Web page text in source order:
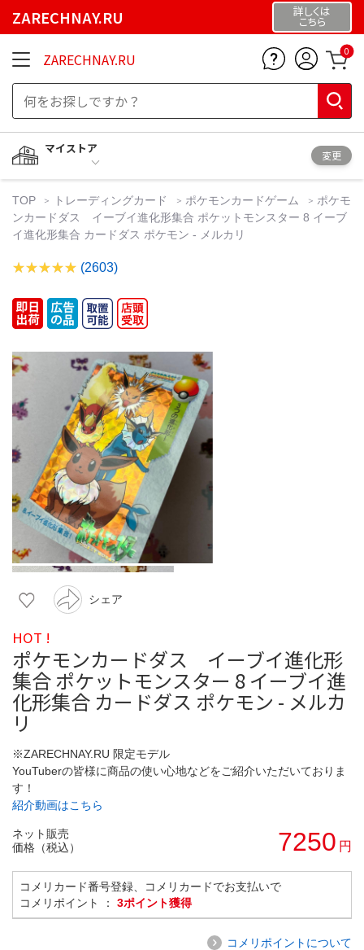
ZARECHNAY.RU 詳しくは
こちら
ZARECHNAY.RU 0
マイストア
変更
TOP トレーディングカード ポケモンカードゲーム
ポケモ
ンカードダス イーブイ進化形集合 ポケットモンスター 8 イーブ
イ進化形集合 カードダス ポケモン - メルカリ
(2603)
シェア
HOT !
ポケモンカードダス イーブイ進化形
集合 ポケットモンスター 8 イーブイ進
化形集合 カードダス ポケモン - メルカ
リ
※ZARECHNAY.RU 限定モデル
YouTuberの皆様に商品の使い心地などをご紹介いただいておりま
す！
紹介動画はこちら
ネット販売
価格（税込）
7250 円
コメリカード番号登録、コメリカードでお支払いで
コメリポイント ： 3ポイント獲得
コメリポイントについて